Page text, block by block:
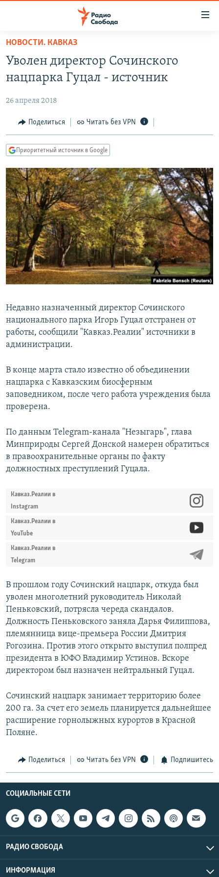
упрощенного
доступа
основному
Вернутся
главной
навигации
Вернутся
поиску
ПОДКАСТЫ
АВТОРСКИЕ ПРОЕКТЫ
ЦИТАТЫ СВОБОДЫ
МНЕНИЯ
IDEL.РЕАЛИИ
КАВКАЗ.РЕАЛИИ
СЕВЕР.РЕАЛИИ
СИБИРЬ.РЕАЛИИ
РАСПИСАНИЕ ВЕЩАНИЯ
ПОДПИШИТЕСЬ НА РАССЫЛКУ
СОЦИАЛЬНЫЕ СЕТИ
Все сайты РСЕ/РС
НОВОСТИ. КАВКАЗ
Уволен директор Сочинского
нацпарка Гуцал - источник
26 апреля 2018
Поделиться Читать без VPN
Приоритетный источник в Google
Недавно назначенный директор Сочинского
национального парка Игорь Гуцал отстранен от
работы, сообщили "Кавказ.Реалии" источники в
администрации.
В конце марта стало известно об объединении
нацпарка с Кавказским биосферным
заповедником, после чего работа учреждения была
проверена.
По данным Telegram-канала "Незыгарь", глава
Минприроды Сергей Донской намерен обратиться
в правоохранительные органы по факту
должностных преступлений Гуцала.
Кавказ.Реалии в
Instagram
Кавказ.Реалии в
YouTube
Кавказ.Реалии в
Telegram
В прошлом году Сочинский нацпарк, откуда был
уволен многолетний руководитель Николай
Пеньковский, потрясла череда скандалов.
Должность Пеньковского заняла Дарья Филиппова,
племянница вице-премьера России Дмитрия
Рогозина. Против этого открыто выступил полпред
президента в ЮФО Владимир Устинов. Вскоре
директором был назначен нейтральный Гуцал.
Сочинский нацпарк занимает территорию более
200 га. За счет его земель планируется дальнейшее
расширение горнолыжных курортов в Красной
Поляне.
Поделиться Читать без VPN Подпишитесь
СОЦИАЛЬНЫЕ СЕТИ
РАДИО СВОБОДА
ИНФОРМАЦИЯ